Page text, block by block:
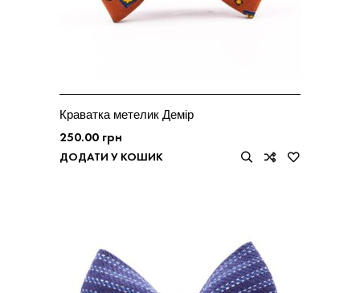
Краватка метелик Демір
250.00 грн
ДОДАТИ У КОШИК